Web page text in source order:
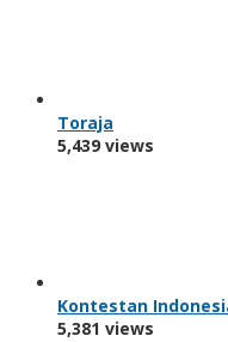
Toraja
5,439 views
Kontestan
5,381 views